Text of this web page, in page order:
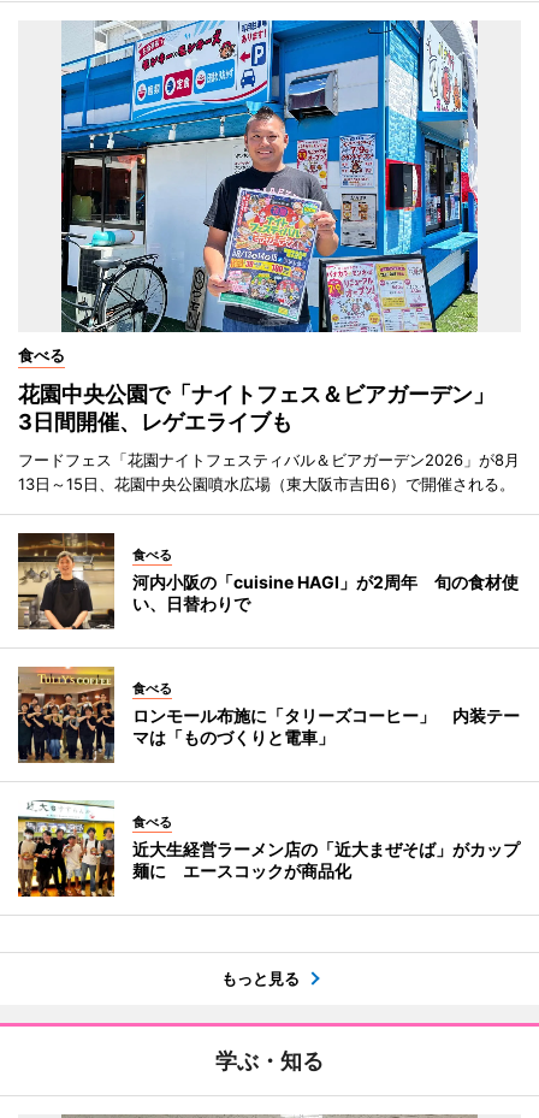
食べる
花園中央公園で「ナイトフェス＆ビアガーデン」
3日間開催、レゲエライブも
フードフェス「花園ナイトフェスティバル＆ビアガーデン2026」が8月
13日～15日、花園中央公園噴水広場（東大阪市吉田6）で開催される。
食べる
河内小阪の「cuisine HAGI」が2周年 旬の食材使
い、日替わりで
食べる
ロンモール布施に「タリーズコーヒー」 内装テー
マは「ものづくりと電車」
食べる
近大生経営ラーメン店の「近大まぜそば」がカップ
麺に エースコックが商品化
もっと見る
学ぶ・知る